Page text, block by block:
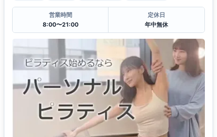
営業時間
8:00〜21:00
定休日
年中無休